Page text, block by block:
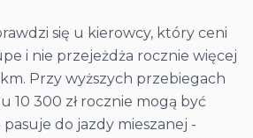
się u kierowcy, który ceni
i nie przejeżdża rocznie więcej
Przy wyższych przebiegach
10 300 zł rocznie mogą być
do jazdy mieszanej -